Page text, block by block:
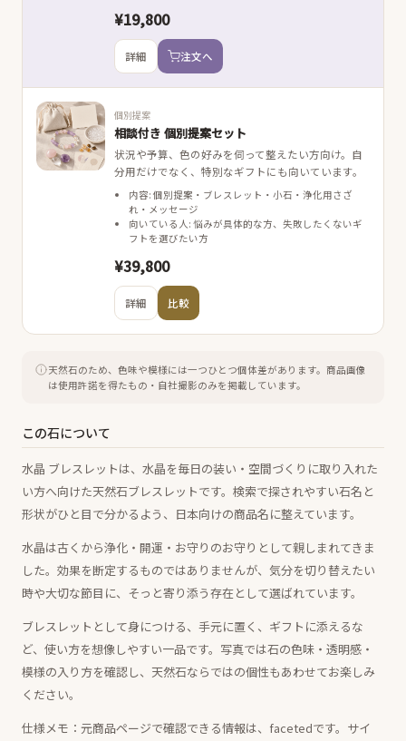
¥19,800
詳細 注文へ
個別提案
相談付き 個別提案セット
状況や予算、色の好みを伺って整えたい方向け。自
分用だけでなく、特別なギフトにも向いています。
内容: 個別提案・ブレスレット・小石・浄化用さざ
れ・メッセージ
向いている人: 悩みが具体的な方、失敗したくないギ
フトを選びたい方
¥39,800
詳細 比較
天然石のため、色味や模様には一つひとつ個体差があります。 商品画像
は使用許諾を得たもの・自社撮影のみを掲載しています。
この石について
水晶 ブレスレットは、水晶を毎日の装い・空間づくりに取り入れた
い方へ向けた天然石ブレスレットです。検索で探されやすい石名と
形状がひと目で分かるよう、日本向けの商品名に整えています。
水晶は古くから浄化・開運・お守りのお守りとして親しまれてきま
した。効果を断定するものではありませんが、気分を切り替えたい
時や大切な節目に、そっと寄り添う存在として選ばれています。
ブレスレットとして身につける、手元に置く、ギフトに添えるな
ど、使い方を想像しやすい一品です。写真では石の色味・透明感・
模様の入り方を確認し、天然石ならではの個性もあわせてお楽しみ
ください。
仕様メモ：元商品ページで確認できる情報は、facetedです。サイ